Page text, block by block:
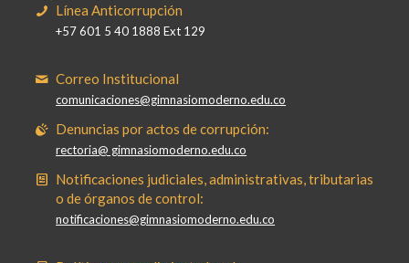
Línea Anticorrupción
+57 601 5 40 1888 Ext 129
Correo Institucional
comunicaciones@gimnasiomoderno.edu.co
Denuncias por actos de corrupción:
rectoria@ gimnasiomoderno.edu.co
Notificaciones judiciales, administrativas, tributarias
o de órganos de control:
notificaciones@gimnasiomoderno.edu.co